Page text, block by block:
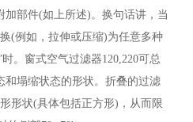
部件(如上所述)。换句话讲，当
(例如，拉伸或压缩)为任意多种
。窗式空气过滤器120,220可总
和塌缩状态的形状。折叠的过滤
形状(具体包括正方形)，从而限